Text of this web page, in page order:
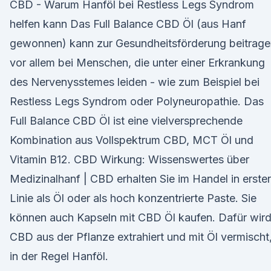
CBD - Warum Hanföl bei Restless Legs Syndrom
helfen kann Das Full Balance CBD Öl (aus Hanf
gewonnen) kann zur Gesundheitsförderung
vor allem bei Menschen, die unter einer Erkrankung
des Nervenysstemes leiden - wie zum Beispiel bei
Restless Legs Syndrom oder Polyneuropathie. Das
Full Balance CBD Öl ist eine vielversprechende
Kombination aus Vollspektrum CBD, MCT Öl und
Vitamin B12. CBD Wirkung: Wissenswertes über
Medizinalhanf | CBD erhalten Sie im Handel in erster
Linie als Öl oder als hoch konzentrierte Paste. Sie
können auch Kapseln mit CBD Öl kaufen. Dafür wird
CBD aus der Pflanze extrahiert und mit Öl vermischt,
in der Regel Hanföl.